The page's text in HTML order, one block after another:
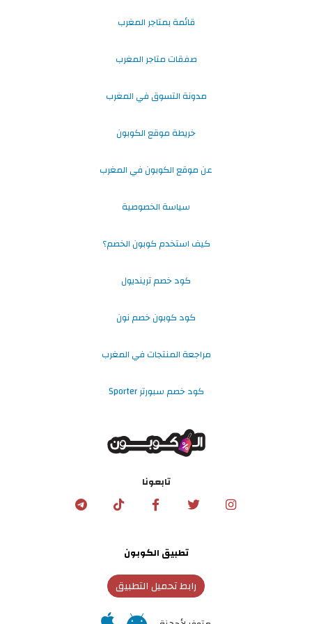
قائمة بمتاجر المغرب
صفقات متاجر المغرب
مدونة التسوق في المغرب
خريطة موقع الكوبون
عن موقع الكوبون في المغرب
سياسة الخصوصية
كيف استخدم كوبون الخصم؟
كود خصم ترينديول
كود كوبون خصم نون
مراجعة المنتجات في المغرب
كود خصم سبورتر Sporter
تابعونا
تطبيق الكوبون
رابط تحميل التطبيق